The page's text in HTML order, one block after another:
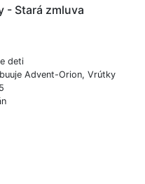
- Stará zmluva
deti
Advent-Orion, Vrútky